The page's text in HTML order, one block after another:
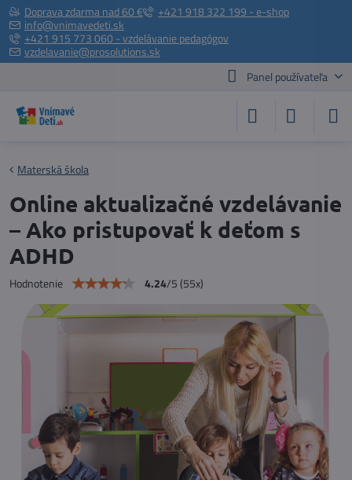
Doprava zdarma nad 60 €
+421 918 322 199 - e-shop
info@vnimavedeti.sk
+421 915 773 060 - vzdelávanie pedagógov
vzdelavanie@prosolutions.sk
Panel používateľa
Materská škola
Online aktualizačné vzdelávanie
– Ako pristupovať k deťom s
ADHD
Hodnotenie 4.24/5(55x)